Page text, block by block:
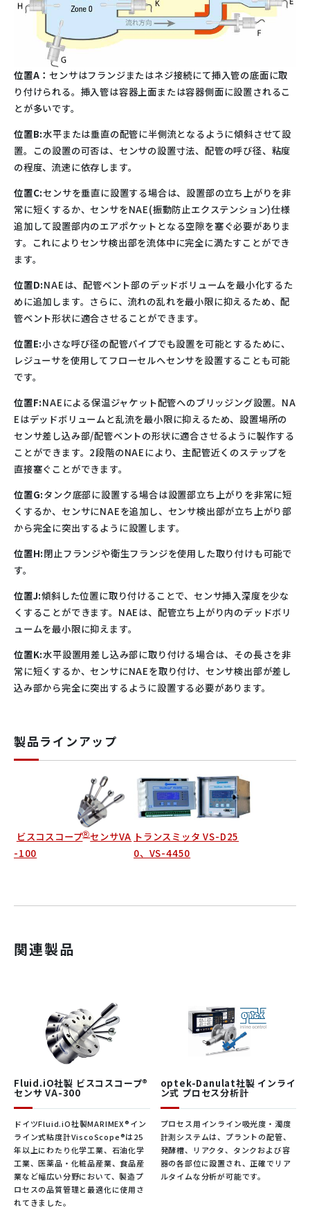
位置A： センサはフランジまたはネジ接続にて挿入管の底面に取
り付けられる。挿入管は容器上面または容器側面に設置されるこ
とが多いです。
位置B:水平または垂直の配管に半側流となるように傾斜させて設
置。この設置の可否は、センサの設置寸法、配管の呼び径、粘度
の程度、流速に依存します。
位置C:センサを垂直に設置する場合は、設置部の立ち上がりを非
常に短くするか、センサをNAE(振動防止エクステンション)仕様
追加して設置部内のエアポケットとなる空隙を塞ぐ必要がありま
す。これによりセンサ検出部を流体中に完全に満たすことができ
ます。
位置D:NAEは、配管ベント部のデッドボリュームを最小化するた
めに追加します。さらに、流れの乱れを最小限に抑えるため、配
管ベント形状に適合させることができます。
位置E:小さな呼び径の配管パイプでも設置を可能とするために、
レジューサを使用してフローセルへセンサを設置することも可能
です。
位置F:NAEによる保温ジャケット配管へのブリッジング設置。NA
Eはデッドボリュームと乱流を最小限に抑えるため、設置場所の
センサ差し込み部/配管ベントの形状に適合させるように製作する
ことができます。2段階のNAEにより、主配管近くのステップを
直接塞ぐことができます。
位置G:タンク底部に設置する場合は設置部立ち上がりを非常に短
くするか、センサにNAEを追加し、センサ検出部が立ち上がり部
から完全に突出するように設置します。
位置H:閉止フランジや衛生フランジを使用した取り付けも可能で
す。
位置J:傾斜した位置に取り付けることで、センサ挿入深度を少な
くすることができます。NAEは、配管立ち上がり内のデッドボリ
ュームを最小限に抑えます。
位置K:水平設置用差し込み部に取り付ける場合は、その長さを非
常に短くするか、センサにNAEを取り付け、センサ検出部が差し
込み部から完全に突出するように設置する必要があります。
製品ラインアップ
ビスコスコープⓇセンサVA
-100
トランスミッタ VS-D25
0、VS-4450
型式
外観
※写真はVA-300L全景
大型
シリ
ンダ
プロ
ーブ
小型
シリ
ンダ
プロ
ーブ
大型
ボー
ルプ
ロー
ブ
小型
ボー
ルプ
ロー
ブ
プロー
Ø 32
インライン粘度計ビスコスコープ
システムを構築しました。
ビスコスコープ®は要求される測定条件によってVA-100、VA-30
0を中心とした製品ランナップから最適なセンサを選択しご使用
いただけます。
医薬品・コスメ
ビスコスコープ は最適なプロセス管理・制御をサポートしま
す。センサーはEHEDG認証済みで、衛生的な接続方式になっ
ています。
・デッドスペースを生じない設置方法
動画
ビスコスコープインライン式粘度計
カタログダウンロード
関連製品
Fluid.iO社製 ビスコスコープ®
センサ VA-300
ドイツFluid.iO社製MARIMEX®イン
ライン式粘度計ViscoScope®は25
年以上にわたり化学工業、石油化学
工業、医薬品・化粧品産業、食品産
業など幅広い分野において、製造プ
ロセスの品質管理と最適化に使用さ
れてきました。
optek-Danulat社製 インライ
ン式 プロセス分析計
プロセス用インライン吸光度・濁度
計測システムは、プラントの配管、
発酵槽、リアクタ、タンクおよび容
器の各部位に設置され、正確でリア
ルタイムな分析が可能です。